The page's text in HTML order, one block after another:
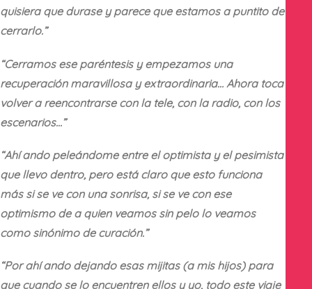
quisiera que durase y parece que estamos a puntito de
cerrarlo.”
“Cerramos ese paréntesis y empezamos una
recuperación maravillosa y extraordinaria… Ahora toca
volver a reencontrarse con la tele, con la radio, con los
escenarios…”
“Ahí ando peleándome entre el optimista y el pesimista
que llevo dentro, pero está claro que esto funciona
más si se ve con una sonrisa, si se ve con ese
optimismo de a quien veamos sin pelo lo veamos
como sinónimo de curación.”
“Por ahí ando dejando esas mijitas (a mis hijos) para
que cuando se lo encuentren ellos y yo, todo este viaje